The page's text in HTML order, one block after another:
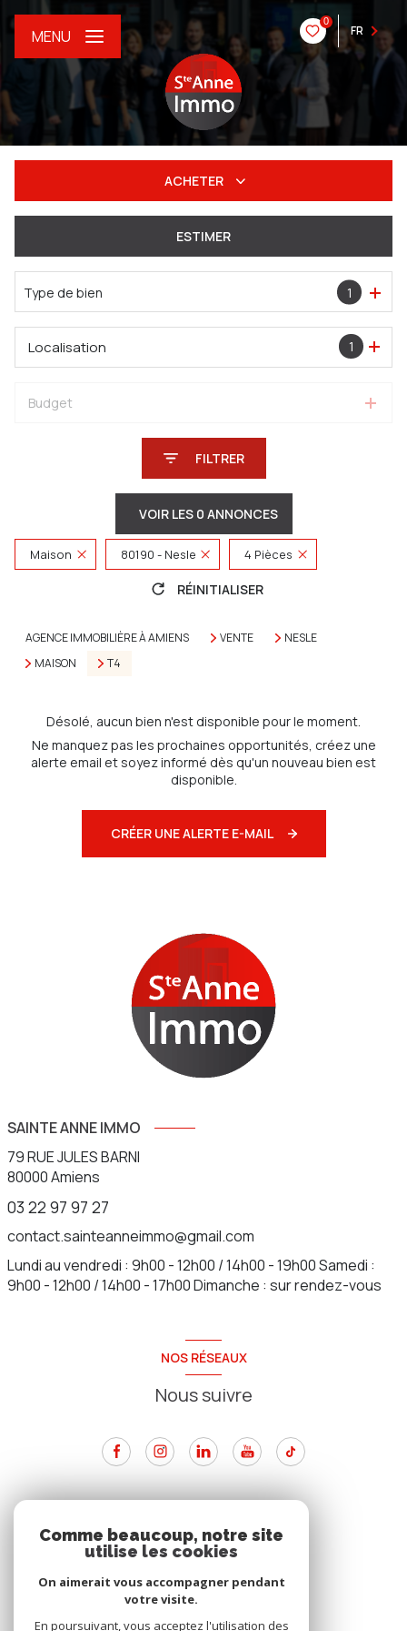
0
FR
MENU
ACHETER
Du neuf
De l'immo pro
ESTIMER
Type de bien 1
1
Localisation
Budget
FILTRER
VOIR LES 0 ANNONCES
Maison 80190 - Nesle 4 Pièces
RÉINITIALISER
AGENCE IMMOBILIÈRE À AMIENS VENTE
NESLE
MAISON
T4
Désolé, aucun bien n'est disponible pour le moment.
Ne manquez pas les prochaines opportunités, créez une
alerte email et soyez informé dès qu'un nouveau bien est
disponible.
CRÉER UNE ALERTE E-MAIL
SAINTE ANNE IMMO
79 RUE JULES BARNI
80000Amiens
03 22 97 97 27
contact.sainteanneimmo@gmail.com
Lundi au vendredi : 9h00 - 12h00 / 14h00 - 19h00 Samedi :
9h00 - 12h00 / 14h00 - 17h00 Dimanche : sur rendez-vous
NOS RÉSEAUX
Nous suivre
Nous adhérons
Comme beaucoup, notre site
utilise les cookies
On aimerait vous accompagner pendant
votre visite.
En poursuivant, vous acceptez l'utilisation des